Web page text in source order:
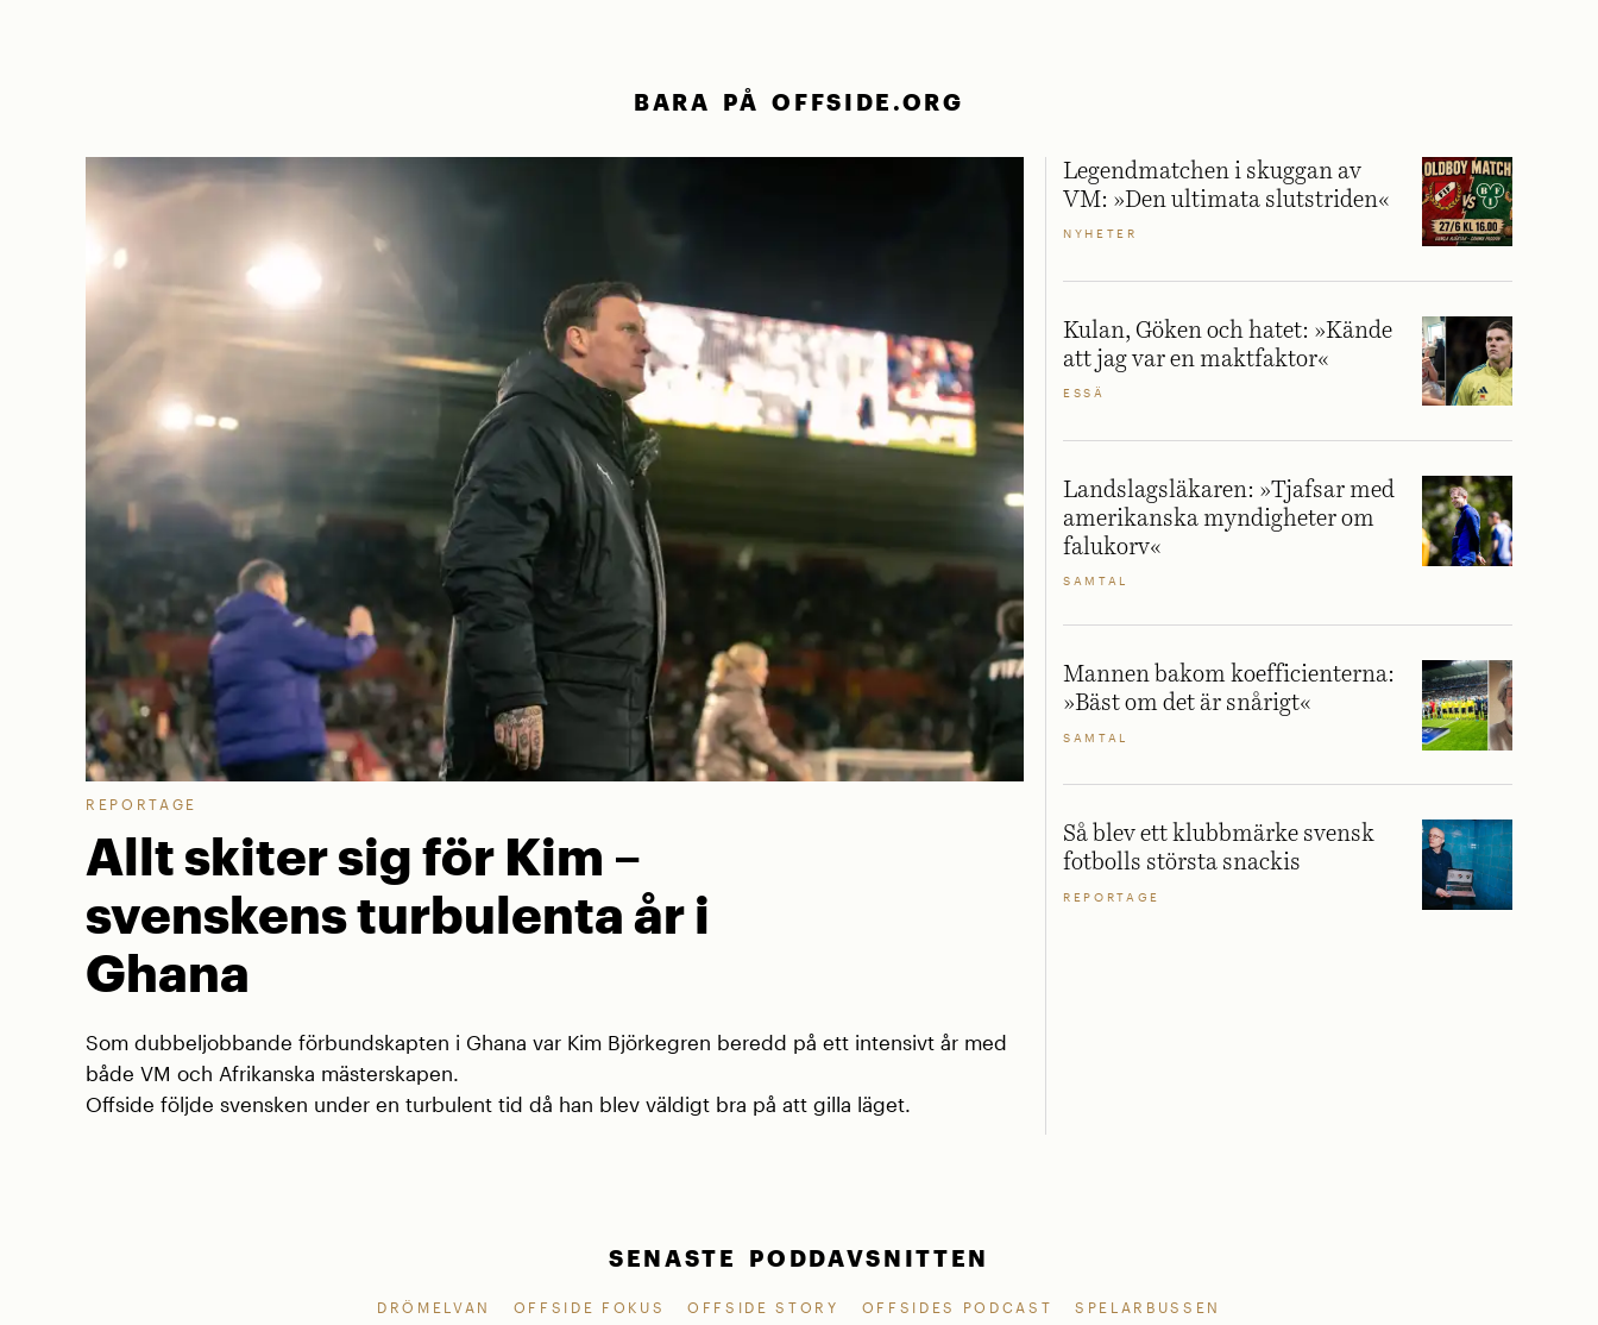
BARA PÅ OFFSIDE.ORG
REPORTAGE
Allt skiter sig för Kim –
svenskens turbulenta år i
Ghana
Som dubbeljobbande förbundskapten i Ghana var Kim Björkegren beredd på ett intensivt år med
både VM och Afrikanska mästerskapen.
Offside följde svensken under en turbulent tid då han blev väldigt bra på att gilla läget.
Legendmatchen i skuggan av
VM: »Den ultimata slutstriden«
NYHETER
Kulan, Göken och hatet: »Kände
att jag var en maktfaktor«
ESSÄ
Landslagsläkaren: »Tjafsar med
amerikanska myndigheter om
falukorv«
SAMTAL
Mannen bakom koefficienterna:
»Bäst om det är snårigt«
SAMTAL
Så blev ett klubbmärke svensk
fotbolls största snackis
REPORTAGE
SENASTE PODDAVSNITTEN
DRÖMELVAN OFFSIDE FOKUS OFFSIDE STORY OFFSIDES PODCAST SPELARBUSSEN